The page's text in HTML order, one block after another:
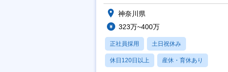
神奈川県
323万~400万
正社員採用 土日祝休み
休日120日以上 産休・育休あり